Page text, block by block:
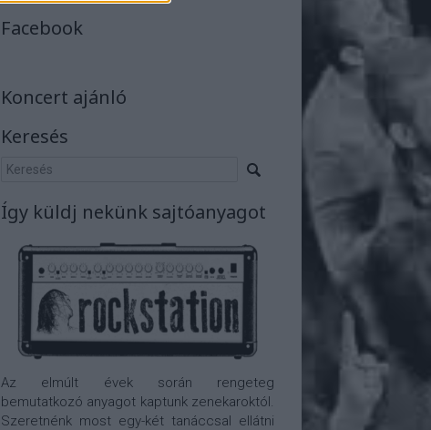
Facebook
Koncert ajánló
Keresés
Így küldj nekünk sajtóanyagot
Az elmúlt évek során rengeteg
bemutatkozó anyagot kaptunk zenekaroktól.
Szeretnénk most egy-két tanáccsal ellátni